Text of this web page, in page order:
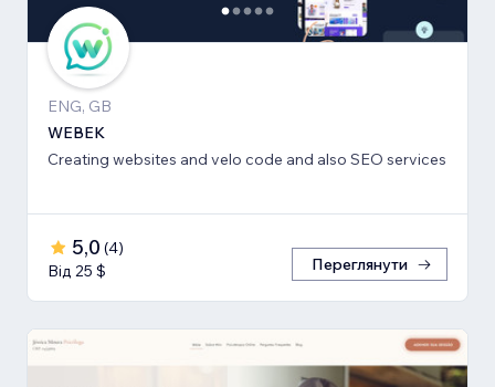
ENG, GB
WEBEK
Creating websites and velo code and also SEO services
5,0 (4)
Від 25 $
Переглянути